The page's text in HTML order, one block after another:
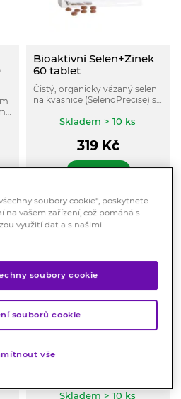
Bioaktivní Selen+Zinek
60 tablet
Čistý, organicky vázaný selen
na kvasnice (SelenoPrecise) se
Skladem > 10 ks
319 Kč
KOUPIT
DOLOGRAN Vitamin
vápník a hořčík v optimálním
Skladem > 10 ks
soubory cookie“, poskytnete
vašem zařízení, což pomáhá s
využití dat a s našimi
soubory cookie
souborů cookie
vše